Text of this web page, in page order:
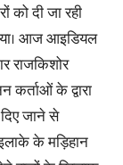
को दी जा रही
आज आइडियल
राजकिशोर
कर्ताओं के द्वारा
जाने से
के मड़िहान